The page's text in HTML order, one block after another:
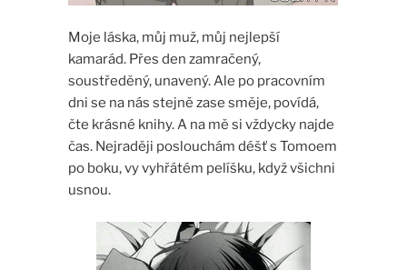
Moje láska, můj muž, můj nejlepší
kamarád. Přes den zamračený,
soustředěný, unavený. Ale po pracovním
dni se na nás stejně zase směje, povídá,
čte krásné knihy. A na mě si vždycky najde
čas. Nejraději poslouchám déšť s Tomoem
po boku, vy vyhřátém pelíšku, když všichni
usnou.